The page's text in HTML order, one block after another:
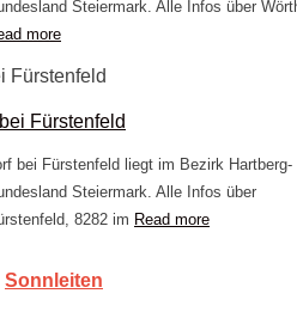
Steiermark. Alle Infos über
more
Fürstenfeld
bei Fürstenfeld liegt im Bezirk Hartberg-
Steiermark. Alle Infos über
8282 im Read more
Sonnleiten